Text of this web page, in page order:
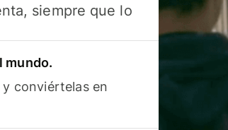
siempre que lo
mundo.
conviértelas en